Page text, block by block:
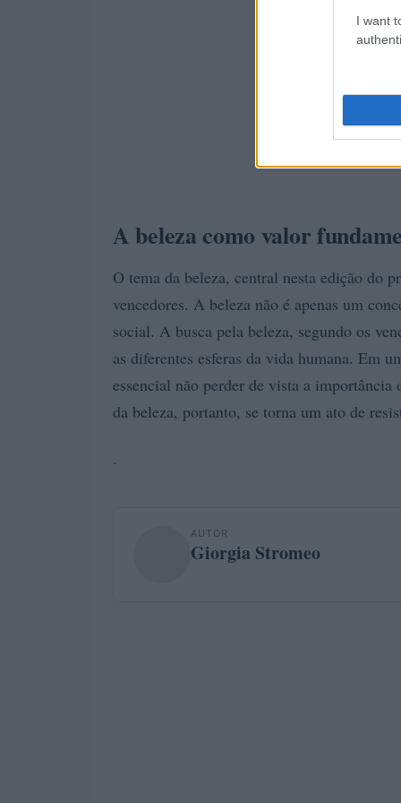
I want
A beleza como valor
O tema da beleza, central nesta edição do
vencedores. A beleza não é apenas um
social. A busca pela beleza, segundo os
as diferentes esferas da vida humana. Em
essencial não perder de vista a
da beleza, portanto, se torna um ato de
.
AUTOR
Giorgia Stromeo